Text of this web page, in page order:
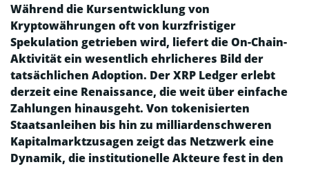
Während die Kursentwicklung von
Kryptowährungen oft von kurzfristiger
Spekulation getrieben wird, liefert die On-Chain-
Aktivität ein wesentlich ehrlicheres Bild der
tatsächlichen Adoption. Der XRP Ledger erlebt
derzeit eine Renaissance, die weit über einfache
Zahlungen hinausgeht. Von tokenisierten
Staatsanleihen bis hin zu milliardenschweren
Kapitalmarktzusagen zeigt das Netzwerk eine
Dynamik, die institutionelle Akteure fest in den